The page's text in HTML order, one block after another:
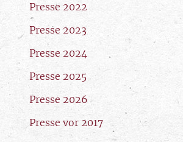
Presse 2022
Presse 2023
Presse 2024
Presse 2025
Presse 2026
Presse vor 2017